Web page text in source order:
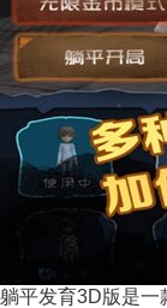
躺平发育3D版是一